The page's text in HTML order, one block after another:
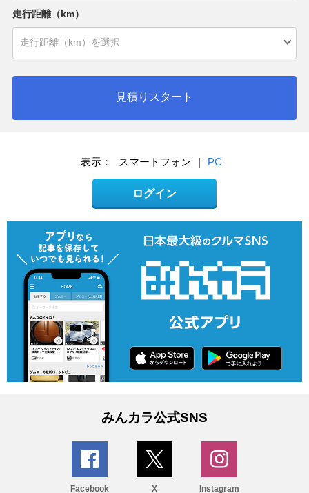
走行距離（km）
見積りスタート
表示： スマートフォン | PC
ログイン
みんカラ公式SNS
Facebook X Instagram